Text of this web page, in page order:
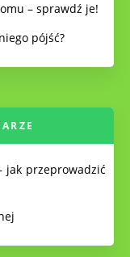
– sprawdź je!
pójść?
jak przeprowadzić